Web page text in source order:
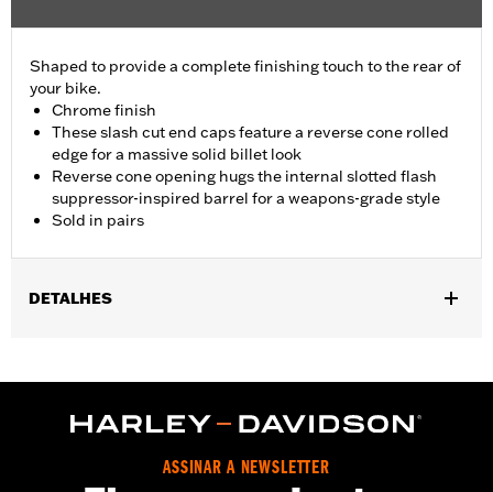
Shaped to provide a complete finishing touch to the rear of
your bike.
Chrome finish
These slash cut end caps feature a reverse cone rolled
edge for a massive solid billet look
Reverse cone opening hugs the internal slotted flash
suppressor-inspired barrel for a weapons-grade style
Sold in pairs
DETALHES
Installation Instructions
Material Diameter UOM:Inches
ASSINAR A NEWSLETTER